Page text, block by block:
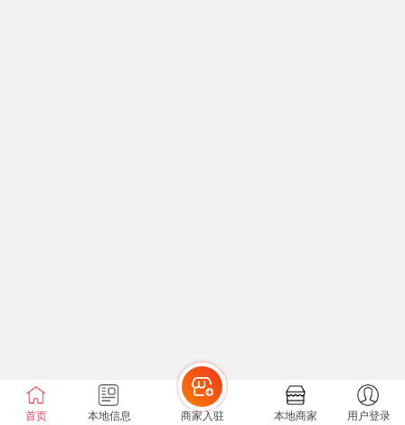
首页 本地信息 商家入驻 本地商家 用户登录